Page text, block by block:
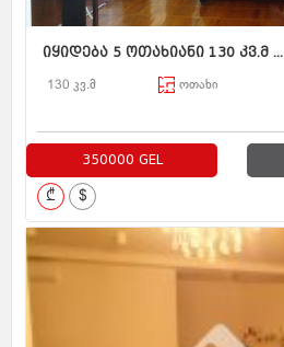
იყიდება 5 ოთახიანი 130 კვ.მ ...
130 კვ.მ ოთახი
350000 GEL
₾ $